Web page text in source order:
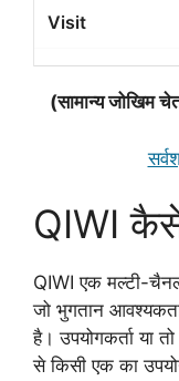
(सामान्य जोखिम
QIWI
QIWI एक मल्टी-
जो भुगतान
है। उपयोगकर्ता या
से किसी एक का